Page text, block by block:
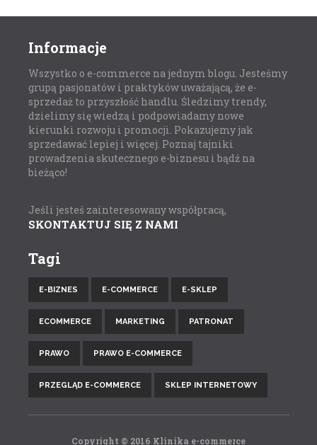
Informacje
Wszystko o e-commerce na jednym blogu. Jesteśmy
grupą pasjonatów i praktyków uważającą, że e-
sprzedaż to przyszłość handlu. Śledzimy trendy,
dzielimy się wiedzą i podpowiadamy nowe
kierunki rozwoju i promocji. Pokazujemy jak
sprzedawać lepiej i więcej. Poznaj tajniki
prowadzenia skutecznego e-biznesu i bądź na
bieżąco!
Jeśli jesteś zainteresowany współpracą,
SKONTAKTUJ SIĘ Z NAMI
Tagi
E-BIZNES E-COMMERCE E-SKLEP
ECOMMERCE MARKETING PATRONAT
PRAWO PRAWO E-COMMERCE
PRZEGLĄD E-COMMERCE SKLEP INTERNETOWY
Copyright © 2016 Klinika e-commerce